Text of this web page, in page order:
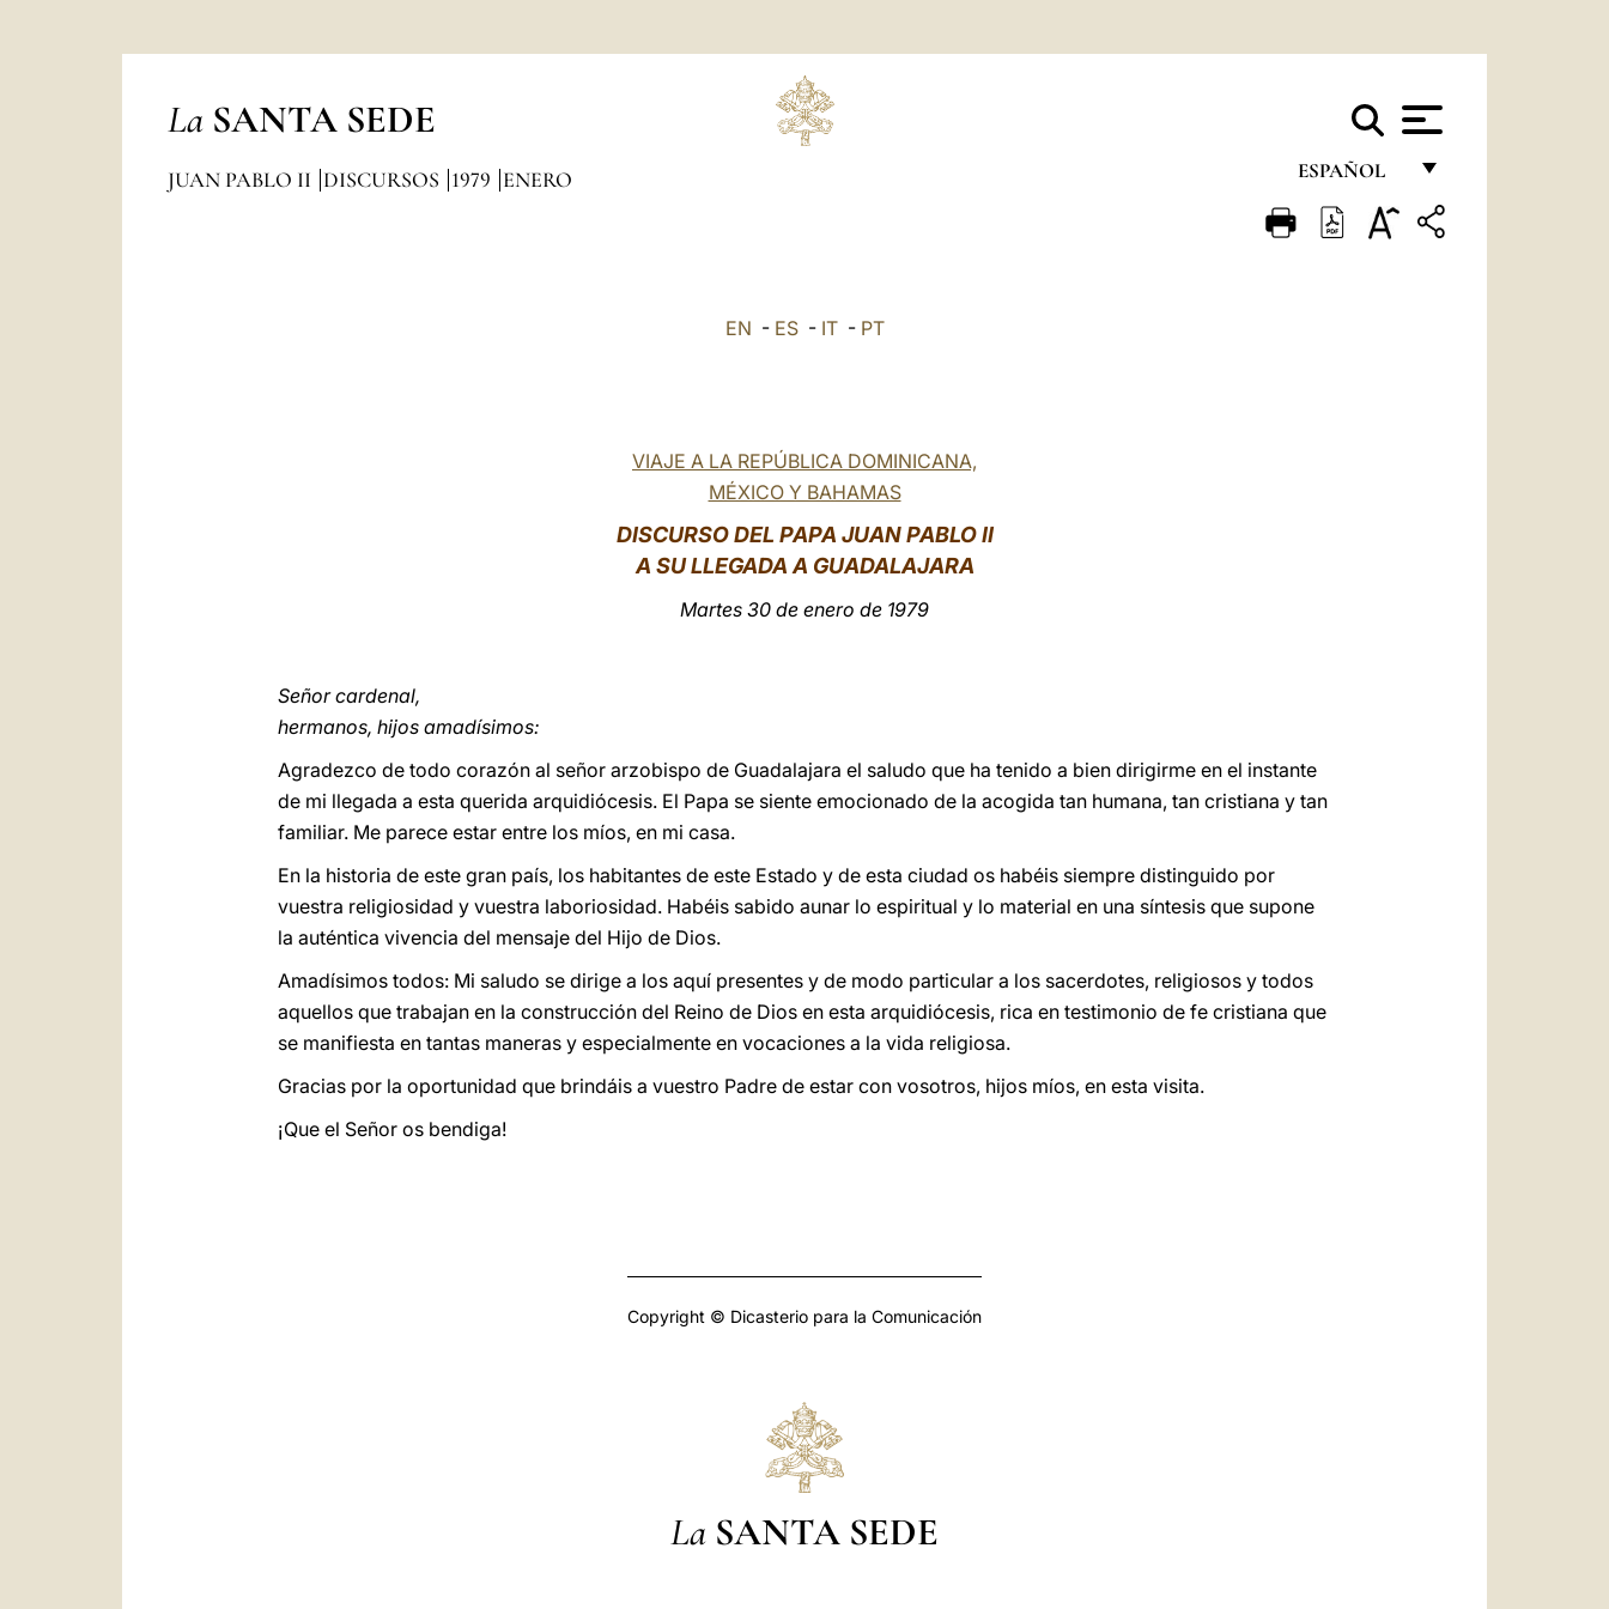
La SANTA SEDE
ESPAÑOL
FRANÇAIS
JUAN PABLO II DISCURSOS 1979 ENERO
EN - ES- IT- PT
VIAJE A LA REPÚBLICA DOMINICANA,
MÉXICO Y BAHAMAS
DISCURSO DEL PAPA JUAN PABLO II
A SU LLEGADA A GUADALAJARA
Martes 30 de enero de 1979
Señor cardenal,
hermanos, hijos amadísimos:
Agradezco de todo corazón al señor arzobispo de Guadalajara el saludo que ha tenido a bien dirigirme en el instante
de mi llegada a esta querida arquidiócesis. El Papa se siente emocionado de la acogida tan humana, tan cristiana y tan
familiar. Me parece estar entre los míos, en mi casa.
En la historia de este gran país, los habitantes de este Estado y de esta ciudad os habéis siempre distinguido por
vuestra religiosidad y vuestra laboriosidad. Habéis sabido aunar lo espiritual y lo material en una síntesis que supone
la auténtica vivencia del mensaje del Hijo de Dios.
Amadísimos todos: Mi saludo se dirige a los aquí presentes y de modo particular a los sacerdotes, religiosos y todos
aquellos que trabajan en la construcción del Reino de Dios en esta arquidiócesis, rica en testimonio de fe cristiana que
se manifiesta en tantas maneras y especialmente en vocaciones a la vida religiosa.
Gracias por la oportunidad que brindáis a vuestro Padre de estar con vosotros, hijos míos, en esta visita.
¡Que el Señor os bendiga!
Copyright © Dicasterio para la Comunicación
La SANTA SEDE